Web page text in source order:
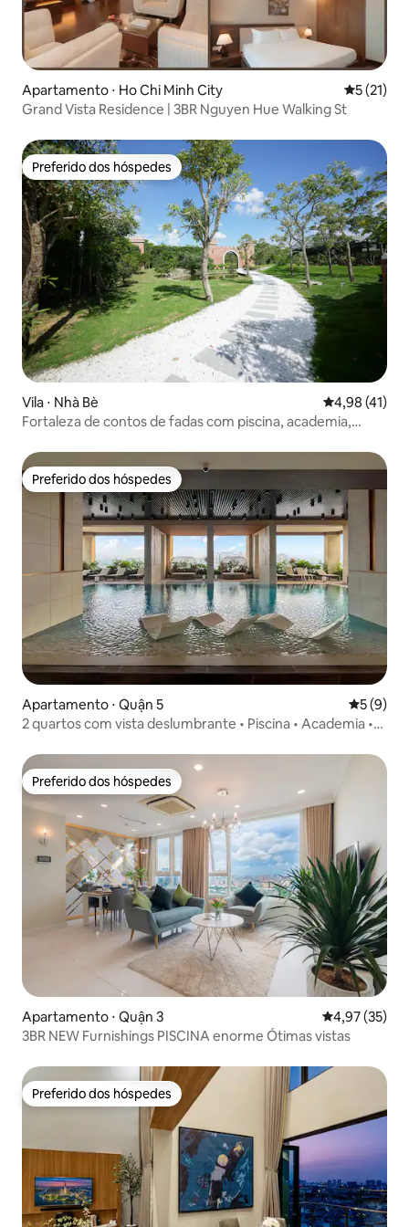
Apartamento ⋅ Ho Chi Minh City 5 de uma
5 (21)
Grand Vista Residence | 3BR Nguyen Hue Walking St
Preferido dos hóspedes
Preferido dos hóspedes
Vila ⋅ Nhà Bè 4,98 de uma
4,98 (41)
Fortaleza de contos de fadas com piscina, academia,
Preferido dos hóspedes
Preferido dos hóspedes
Apartamento ⋅ Quận 5 5 de
5 (9)
2 quartos com vista deslumbrante • Piscina • Academia •
Preferido dos hóspedes
Preferido dos hóspedes
Apartamento ⋅ Quận 3 4,97 de uma
4,97 (35)
3BR NEW Furnishings PISCINA enorme Ótimas vistas
Preferido dos hóspedes
Preferido dos hóspedes